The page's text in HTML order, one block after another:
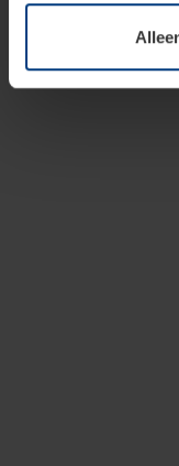
wijzigen of